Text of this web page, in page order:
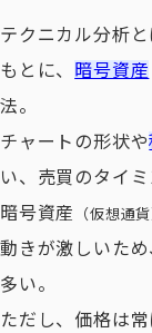
テクニカル分析
もとに、暗号資産
法。
チャートの形状や
い、売買のタイミ
暗号資産 （仮想通貨
動きが激しいた
多い。
ただし、価格は